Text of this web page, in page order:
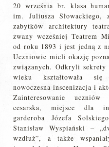
20 września br. klasa
im. Juliusza Słowackiego,
zabytków architektury
zwany wcześniej Teatrem
od roku 1893 i jest jedną z
Uczniowie mieli okazję
związanych. Odkryli
wieku kształtowała się
nowoczesna inscenizacja i
Zainteresowanie
cesarska, miejsce dla
garderoba Józefa
Stanisław Wyspiański –
wzdłuż”, a także